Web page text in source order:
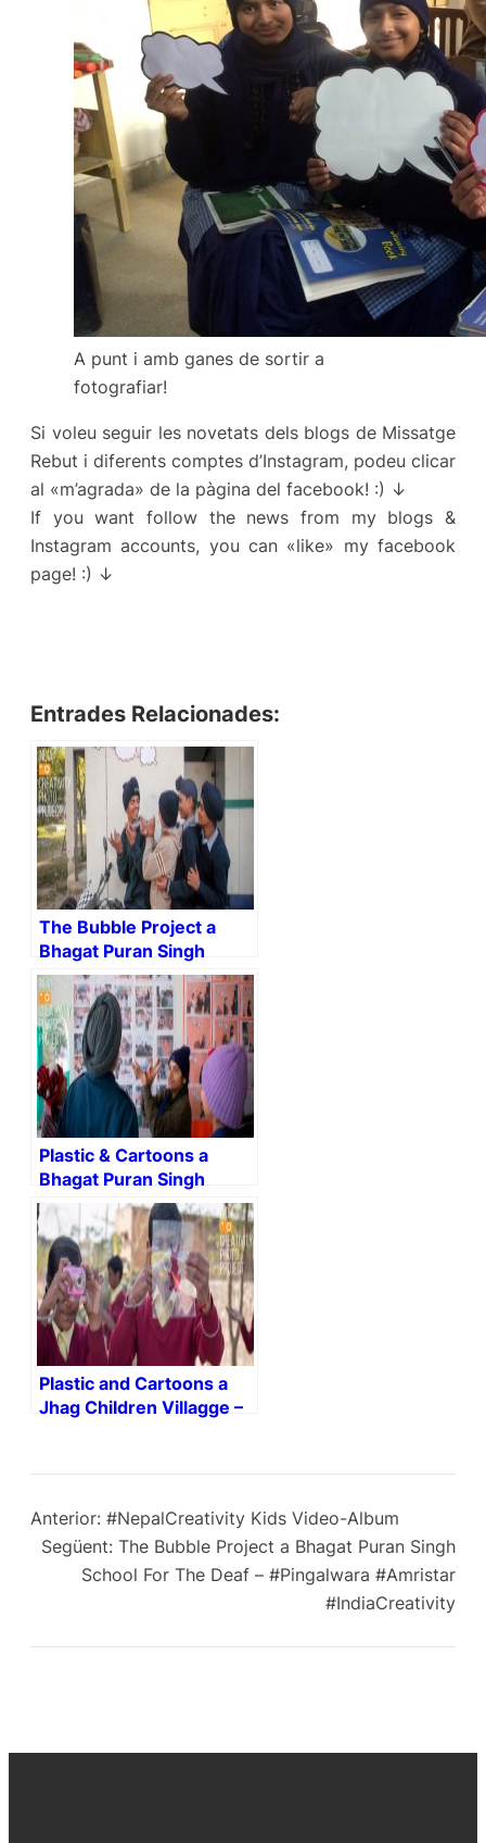
A punt i amb ganes de sortir a
fotografiar!
Si voleu seguir les novetats dels blogs de Missatge
Rebut i diferents comptes d’Instagram, podeu clicar
al «m’agrada» de la pàgina del facebook! :) ↓
If you want follow the news from my blogs &
Instagram accounts, you can «like» my facebook
page! :) ↓
Entrades Relacionades:
The Bubble Project a
Bhagat Puran Singh
School For The Deaf –
#Pingalwara #Amristar
#IndiaCreativity
Plastic & Cartoons a
Bhagat Puran Singh
School For The Deaf –
#Pingalwara #Amristar
#IndiaCreativity
Plastic and Cartoons a
Jhag Children Villagge –
Anterior: #NepalCreativity Kids Video-Album
Següent: The Bubble Project a Bhagat Puran Singh
School For The Deaf – #Pingalwara #Amristar
#IndiaCreativity